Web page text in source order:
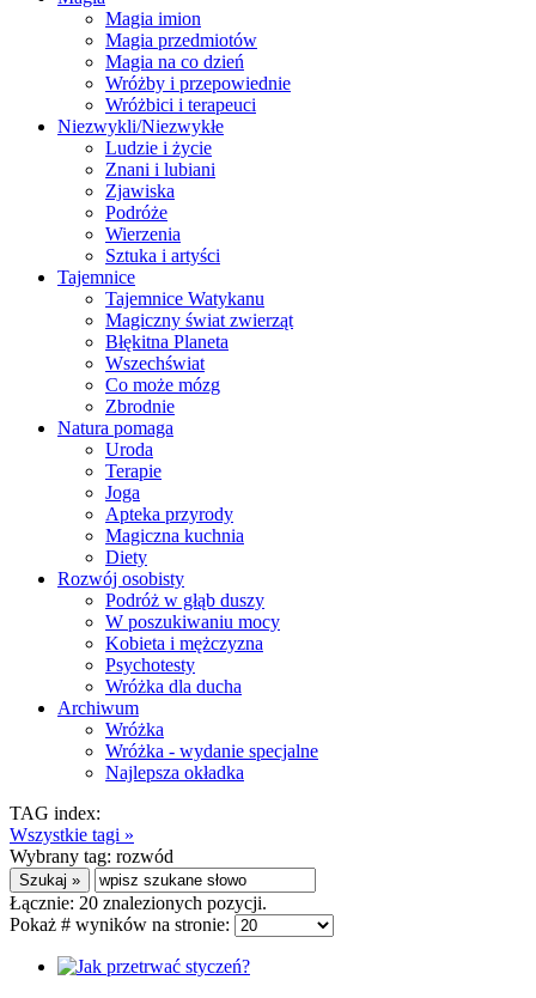
Magia imion
Magia przedmiotów
Magia na co dzień
Wróżby i przepowiednie
Wróżbici i terapeuci
Niezwykli/Niezwykłe
Ludzie i życie
Znani i lubiani
Zjawiska
Podróże
Wierzenia
Sztuka i artyści
Tajemnice
Tajemnice Watykanu
Magiczny świat zwierząt
Błękitna Planeta
Wszechświat
Co może mózg
Zbrodnie
Natura pomaga
Uroda
Terapie
Joga
Apteka przyrody
Magiczna kuchnia
Diety
Rozwój osobisty
Podróż w głąb duszy
W poszukiwaniu mocy
Kobieta i mężczyzna
Psychotesty
Wróżka dla ducha
Archiwum
Wróżka
Wróżka - wydanie specjalne
Najlepsza okładka
TAG index:
Wszystkie tagi »
Wybrany tag: rozwód
Łącznie: 20 znalezionych pozycji.
Pokaż # wyników na stronie: